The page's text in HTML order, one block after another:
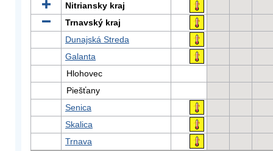
Nitriansky kraj
Trnavský kraj
Dunajská Streda
Galanta
Hlohovec
Piešťany
Senica
Skalica
Trnava